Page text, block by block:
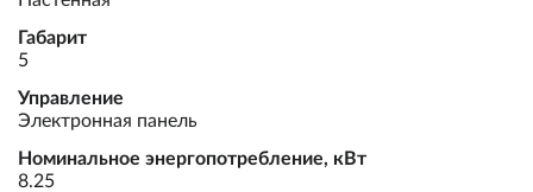
Габарит
5
Управление
Электронная панель
Номинальное энергопотребление, кВт
8.25